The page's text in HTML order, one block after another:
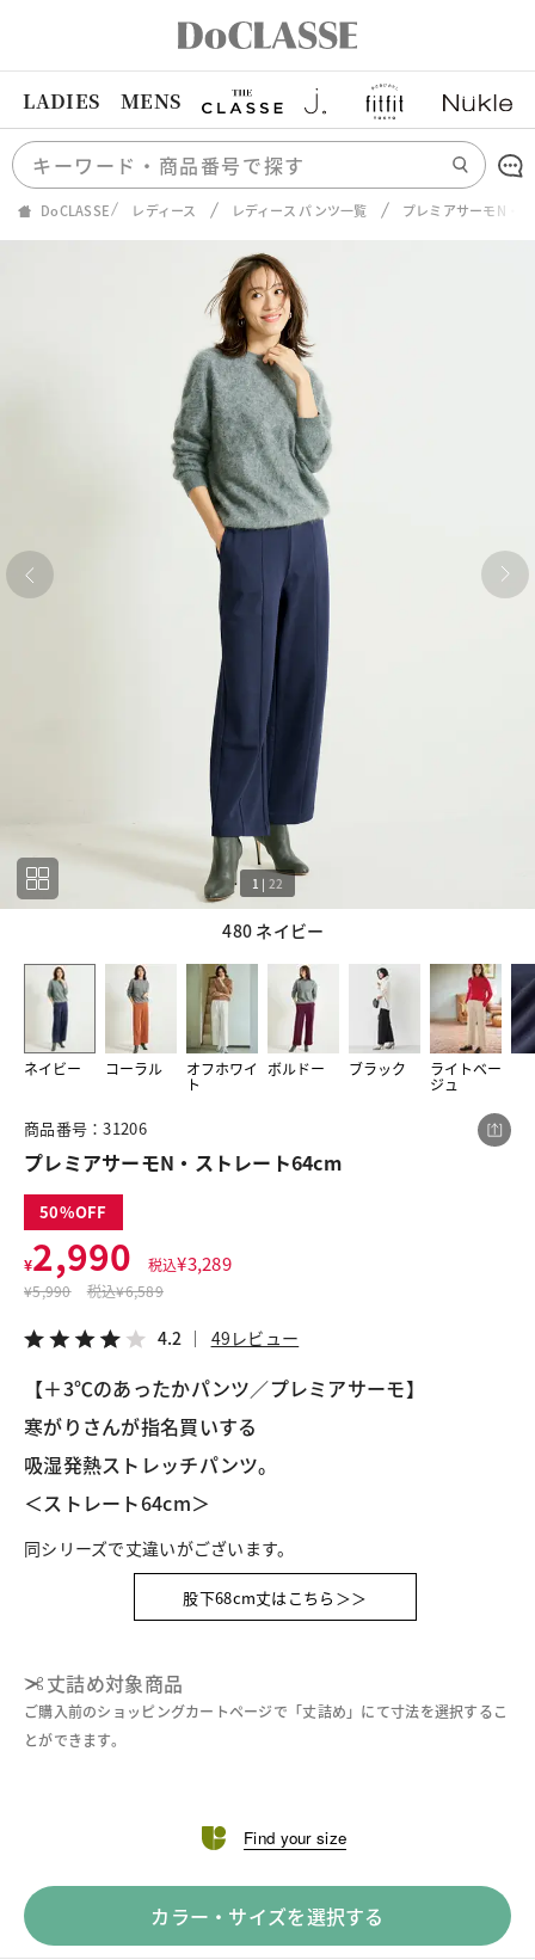
LADIES MENS
DoCLASSE レディース レディース パンツ一覧 プレミアサーモN・
480 ネイビー
1 | 22
ネイビー コーラル オフホワイ
ト
ボルドー ブラック ライトベー
ジュ
商品番号：31206
プレミアサーモN・ストレート64cm
50
¥2,990 税込¥3,289
¥5,990 税込¥6,589
4.2 49レビュー
【＋3℃のあったかパンツ／プレミアサーモ】
寒がりさんが指名買いする
吸湿発熱ストレッチパンツ。
＜ストレート64cm＞
同シリーズで丈違いがございます。
股下68cm丈はこちら＞＞
丈詰め対象商品
ご購入前のショッピングカートページで「丈詰め」にて寸法を選択するこ
とができます。
Find your size
カラー・サイズを選択する
この商品をシェアする
¥2,990
税込¥3,289
LINE